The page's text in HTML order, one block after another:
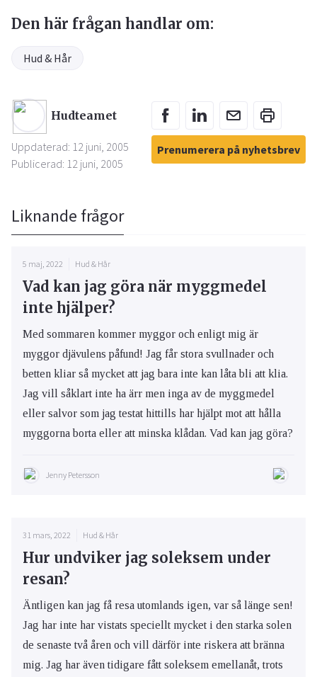
Den här frågan handlar om:
Hud & Hår
Hudteamet
Uppdaterad: 12 juni, 2005
Publicerad: 12 juni, 2005
Prenumerera på nyhetsbrev
Liknande frågor
5 maj, 2022 Hud & Hår
Vad kan jag göra när myggmedel
inte hjälper?
Med sommaren kommer myggor och enligt mig är
myggor djävulens påfund! Jag får stora svullnader och
betten kliar så mycket att jag bara inte kan låta bli att klia.
Jag vill såklart inte ha ärr men inga av de myggmedel
eller salvor som jag testat hittills har hjälpt mot att hålla
myggorna borta eller att minska klådan. Vad kan jag göra?
Jenny Petersson
31 mars, 2022 Hud & Hår
Hur undviker jag soleksem under
resan?
Äntligen kan jag få resa utomlands igen, var så länge sen!
Jag har inte har vistats speciellt mycket i den starka solen
de senaste två åren och vill därför inte riskera att bränna
mig. Jag har även tidigare fått soleksem emellanåt, trots